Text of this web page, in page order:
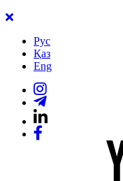
Рус
Қаз
Eng